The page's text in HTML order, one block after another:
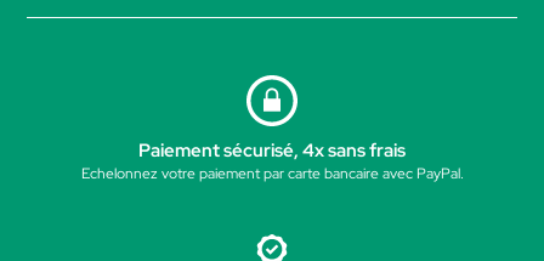
Paiement sécurisé, 4x sans frais
Echelonnez votre paiement par carte bancaire avec PayPal.